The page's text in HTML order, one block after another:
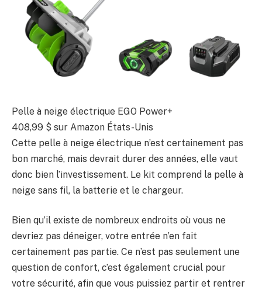
Pelle à neige électrique EGO Power+
408,99 $ sur Amazon États-Unis
Cette pelle à neige électrique n’est certainement pas
bon marché, mais devrait durer des années, elle vaut
donc bien l’investissement. Le kit comprend la pelle à
neige sans fil, la batterie et le chargeur.
Bien qu’il existe de nombreux endroits où vous ne
devriez pas déneiger, votre entrée n’en fait
certainement pas partie. Ce n’est pas seulement une
question de confort, c’est également crucial pour
votre sécurité, afin que vous puissiez partir et rentrer